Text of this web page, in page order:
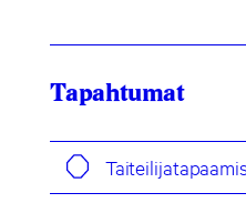
Tapahtumat